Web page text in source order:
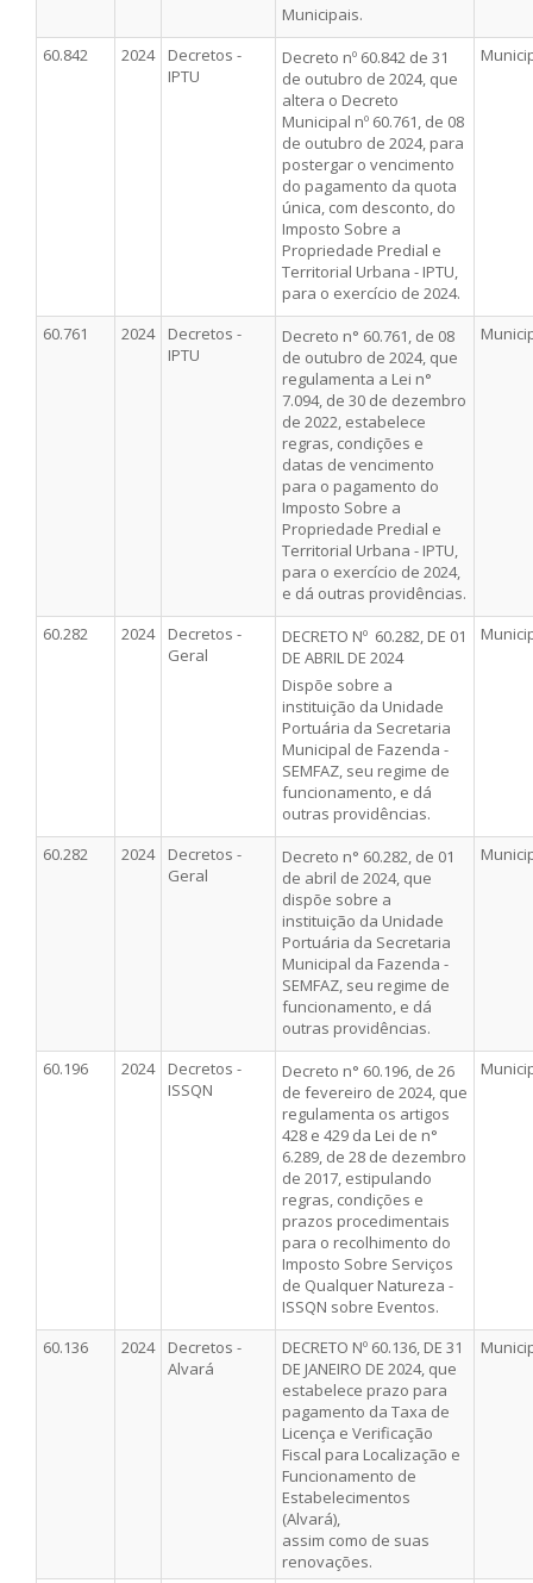
Municipais.
60.842
2024
Decretos -
IPTU
Decreto nº 60.842 de 31
de outubro de 2024, que
altera o Decreto
Municipal nº 60.761, de 08
de outubro de 2024, para
postergar o vencimento
do pagamento da quota
única, com desconto, do
Imposto Sobre a
Propriedade Predial e
Territorial Urbana - IPTU,
para o exercício de 2024.
60.761 2024
Decretos -
IPTU
Decreto n° 60.761, de 08
de outubro de 2024, que
regulamenta a Lei n°
7.094, de 30 de dezembro
de 2022, estabelece
regras, condições e
datas de vencimento
para o pagamento do
Imposto Sobre a
Propriedade Predial e
Territorial Urbana - IPTU,
para o exercício de 2024,
e dá outras providências.
60.282 2024
Decretos -
Geral
DECRETO Nº 60.282, DE 01
DE ABRIL DE 2024
Dispõe sobre a
instituição da Unidade
Portuária da Secretaria
Municipal de Fazenda -
SEMFAZ, seu regime de
funcionamento, e dá
outras providências.
60.282 2024
Decretos -
Geral
Decreto n° 60.282, de 01
de abril de 2024, que
dispõe sobre a
instituição da Unidade
Portuária da Secretaria
Municipal da Fazenda -
SEMFAZ, seu regime de
funcionamento, e dá
outras providências.
60.196 2024
Decretos -
ISSQN
Decreto n° 60.196, de 26
de fevereiro de 2024, que
regulamenta os artigos
428 e 429 da Lei de n°
6.289, de 28 de dezembro
de 2017, estipulando
regras, condições e
prazos procedimentais
para o recolhimento do
Imposto Sobre Serviços
de Qualquer Natureza -
ISSQN sobre Eventos.
60.136 2024
Decretos -
Alvará
DECRETO Nº 60.136, DE 31
DE JANEIRO DE 2024, que
estabelece prazo para
pagamento da Taxa de
Licença e Verificação
Fiscal para Localização e
Funcionamento de
Estabelecimentos
(Alvará),
assim como de suas
renovações.